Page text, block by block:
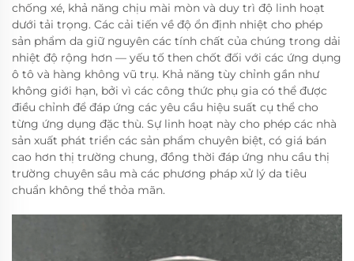
chống xé, khả năng chịu mài mòn và duy trì độ linh hoạt
dưới tải trọng. Các cải tiến về độ ổn định nhiệt cho phép
sản phẩm da giữ nguyên các tính chất của chúng trong dải
nhiệt độ rộng hơn — yếu tố then chốt đối với các ứng dụng
ô tô và hàng không vũ trụ. Khả năng tùy chỉnh gần như
không giới hạn, bởi vì các công thức phụ gia có thể được
điều chỉnh để đáp ứng các yêu cầu hiệu suất cụ thể cho
từng ứng dụng đặc thù. Sự linh hoạt này cho phép các nhà
sản xuất phát triển các sản phẩm chuyên biệt, có giá bán
cao hơn thị trường chung, đồng thời đáp ứng nhu cầu thị
trường chuyên sâu mà các phương pháp xử lý da tiêu
chuẩn không thể thỏa mãn.